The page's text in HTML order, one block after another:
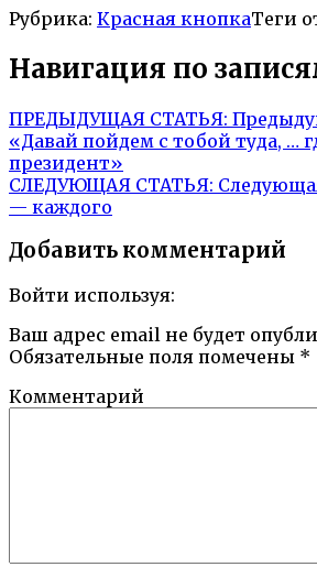
Рубрика: Красная кнопкаТеги
Навигация по
ПРЕДЫДУЩАЯ СТАТЬЯ:
«Давай пойдем с тобой туда, …
президент»
СЛЕДУЮЩАЯ СТАТЬЯ:
— каждого
Добавить комментарий
Войти используя:
Ваш адрес email не будет
Обязательные поля помечены *
Комментарий